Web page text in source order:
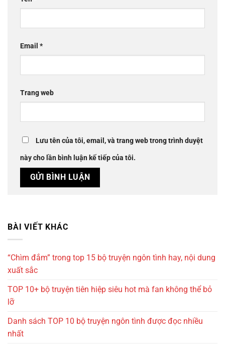
Email *
Trang web
Lưu tên của tôi, email, và trang web trong trình duyệt
này cho lần bình luận kế tiếp của tôi.
BÀI VIẾT KHÁC
“Chìm đắm” trong top 15 bộ truyện ngôn tình hay, nội dung
xuất sắc
TOP 10+ bộ truyện tiên hiệp siêu hot mà fan không thể bỏ
lỡ
Danh sách TOP 10 bộ truyện ngôn tình được đọc nhiều
nhất